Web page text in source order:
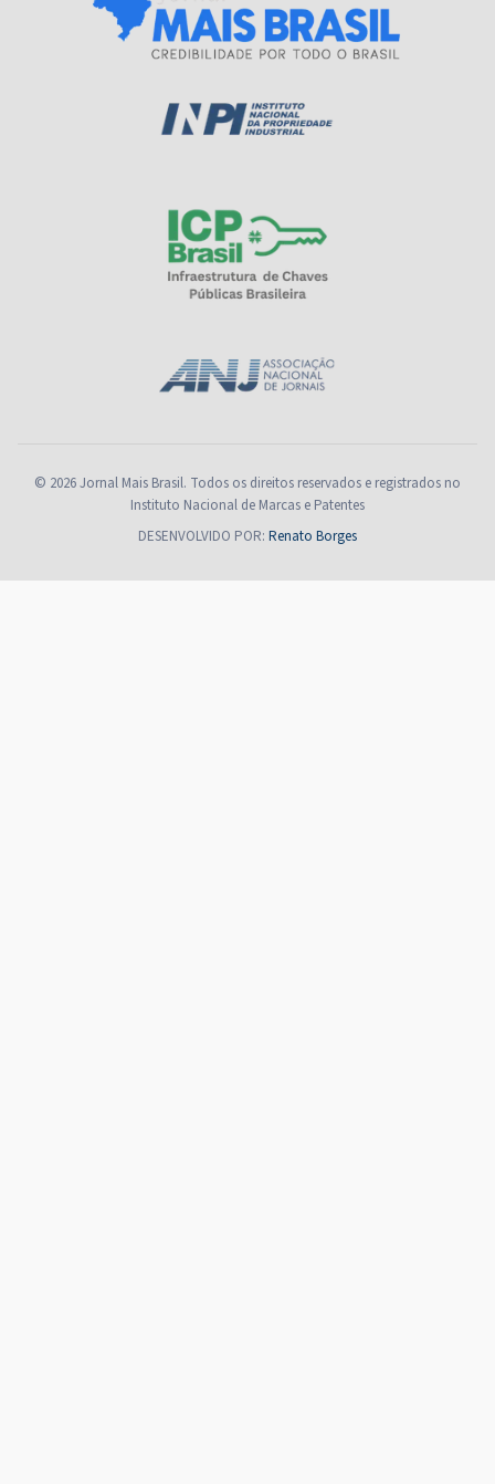
© 2026 Jornal Mais Brasil. Todos os direitos reservados e registrados no
Instituto Nacional de Marcas e Patentes
DESENVOLVIDO POR: Renato Borges